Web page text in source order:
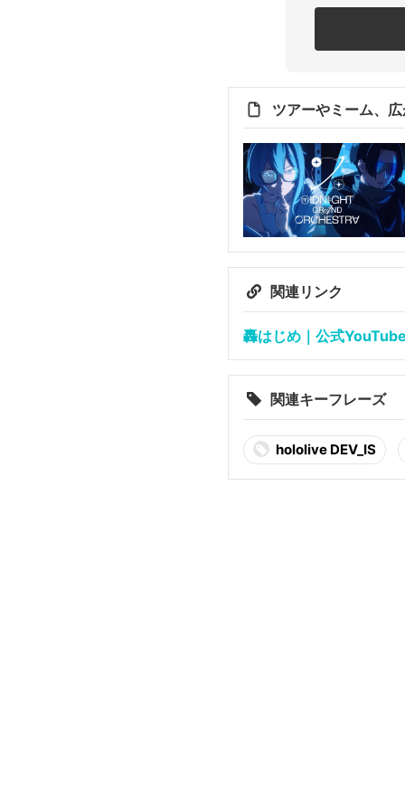
ツアーやミーム、
関連リンク
轟はじめ｜公式
関連キーフレーズ
hololive DEV_IS